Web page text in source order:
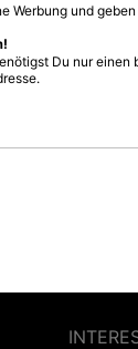
Werbung und
Du nur einen